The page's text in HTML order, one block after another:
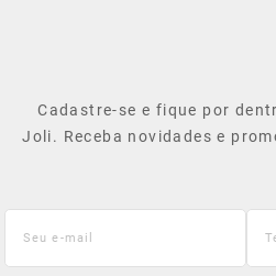
Cadastre-se e fique por
Joli. Receba novidades e